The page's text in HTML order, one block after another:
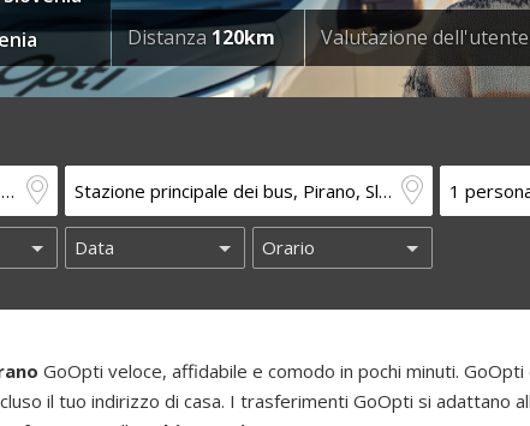
Distanza 120km Valutazione dell'utente
GoOpti veloce, affidabile e comodo in pochi minuti. GoOpti
il tuo indirizzo di casa. I trasferimenti GoOpti si adattano